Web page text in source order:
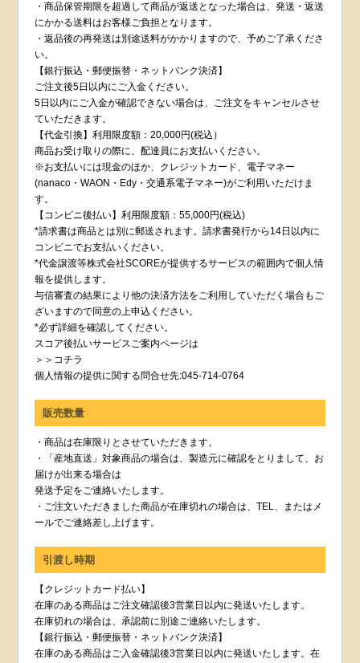
・商品保管期限を超過して商品が返送となった場合は、発送・返送
にかかる送料はお客様ご負担となります。
・返品後の再発送は別途送料がかかりますので、予めご了承くださ
い。
【銀行振込・郵便振替・ネットバンク決済】
ご注文後5日以内にご入金ください。
5日以内にご入金が確認できない場合は、ご注文をキャンセルさせ
ていただきます。
【代金引換】利用限度額：20,000円(税込）
商品お受け取りの際に、配達員にお支払いください。
※お支払いには現金のほか、クレジットカード、電子マネー
(nanaco・WAON・Edy・交通系電子マネー)がご利用いただけま
す。
【コンビニ後払い】利用限度額：55,000円(税込)
*請求書は商品とは別に郵送されます。請求書発行から14日以内に
コンビニでお支払いください。
*代金譲渡等株式会社SCOREが提供するサービスの範囲内で個人情
報を提供します。
与信審査の結果により他の決済方法をご利用していただく場合もご
ざいますので同意の上申込ください。
*必ず詳細を確認してください。
スコア後払いサービスご案内ページは
＞＞コチラ
個人情報の提供に関する問合せ先:045-714-0764
販売数量
・商品は在庫限りとさせていただきます。
・「産地直送」対象商品の場合は、製造元に確認をとりまして、お
届けが出来る場合は
発送予定をご連絡いたします。
・ご注文いただきました商品が在庫切れの場合は、TEL、またはメ
ールでご連絡差し上げます。
引渡し時期
【クレジットカード払い】
在庫のある商品はご注文確認後3営業日以内に発送いたします。
在庫切れの場合は、承認前に別途ご連絡いたします。
【銀行振込・郵便振替・ネットバンク決済】
在庫のある商品はご入金確認後3営業日以内に発送いたします。在